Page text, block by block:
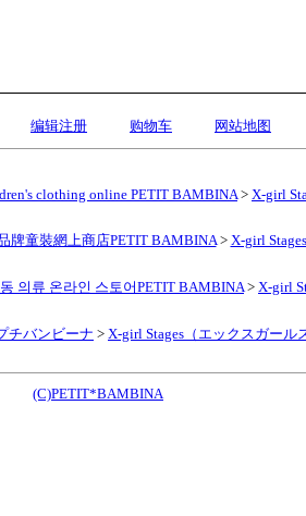
编辑注册 购物车 网站地图
clothing online PETIT BAMBINA> X-girl
牌童裝網上商店PETIT BAMBINA> X-girl
의류 온라인 스토어PETIT BAMBINA> X-girl
チバンビーナ > X-girl Stages（エックスガール
(C)PETIT*BAMBINA